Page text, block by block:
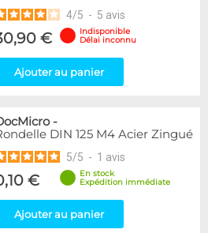
4/5 - 5 avis
€
Indisponible
Délai inconnu
Ajouter au panier
-
DIN 125 M4 Acier Zingué
5/5 - 1 avis
€
En stock
Expédition immédiate
Ajouter au panier